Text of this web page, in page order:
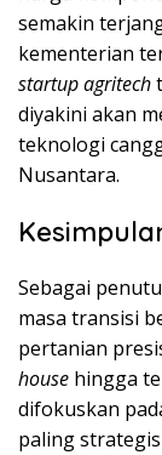
semakin
kementerian
startup agritech
diyakini akan
teknologi
Nusantara.
Sebagai
masa transisi
pertanian
house hingga
difokuskan
paling